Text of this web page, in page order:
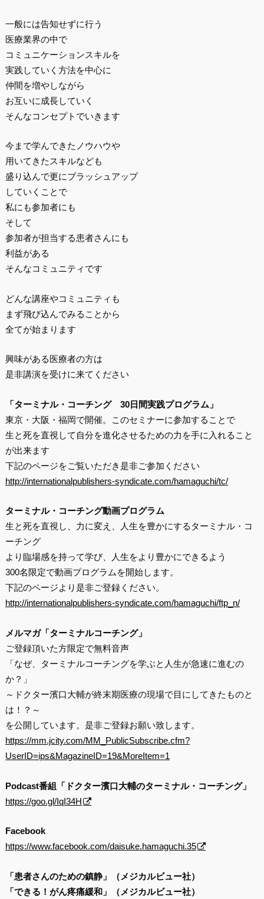
一般には告知せずに行う
医療業界の中で
コミュニケーションスキルを
実践していく方法を中心に
仲間を増やしながら
お互いに成長していく
そんなコンセプトでいきます
今まで学んできたノウハウや
用いてきたスキルなども
盛り込んで更にブラッシュアップ
していくことで
私にも参加者にも
そして
参加者が担当する患者さんにも
利益がある
そんなコミュニティです
どんな講座やコミュニティも
まず飛び込んでみることから
全てが始まります
興味がある医療者の方は
是非講演を受けに来てください
「ターミナル・コーチング 30日間実践プログラム」
東京・大阪・福岡で開催。このセミナーに参加することで
生と死を直視して自分を進化させるための力を手に入れること
が出来ます
下記のページをご覧いただき是非ご参加ください
http://internationalpublishers-syndicate.com/hamaguchi/tc/
ターミナル・コーチング動画プログラム
生と死を直視し、力に変え、人生を豊かにするターミナル・コ
ーチング
より臨場感を持って学び、人生をより豊かにできるよう
300名限定で動画プログラムを開始します。
下記のページより是非ご登録ください。
http://internationalpublishers-syndicate.com/hamaguchi/ftp_n/
メルマガ「ターミナルコーチング」
ご登録頂いた方限定で無料音声
「なぜ、ターミナルコーチングを学ぶと人生が急速に進むの
か？」
～ドクター濱口大輔が終末期医療の現場で目にしてきたものと
は！？～
を公開しています。是非ご登録お願い致します。
https://mm.jcity.com/MM_PublicSubscribe.cfm?
UserID=ips&MagazineID=19&MoreItem=1
Podcast番組「ドクター濱口大輔のターミナル・コーチング」
https://goo.gl/IqI34H
Facebook
https://www.facebook.com/daisuke.hamaguchi.35
「患者さんのための鎮静」（メジカルビュー社）
「できる！がん疼痛緩和」（メジカルビュー社）